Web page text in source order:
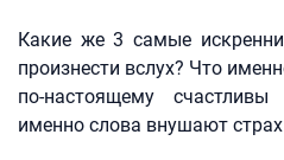
Какие же 3 самые
произнести вслух? Что
по-настоящему
именно слова внушают